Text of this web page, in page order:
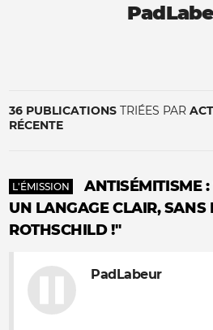
36 PUBLICATIONS TRIÉES PAR
RÉCENTE
L'ÉMISSION
ANTISÉMITISME
UN LANGAGE CLAIR, SANS
ROTHSCHILD !"
PadLabeur